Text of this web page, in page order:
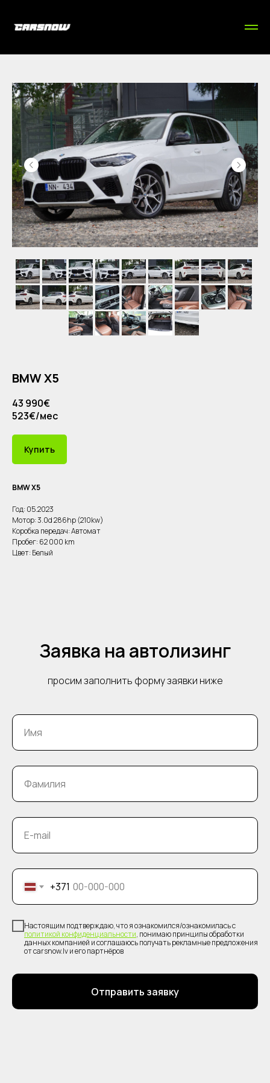
BMW X5
43 990€
523€/мес
Купить
BMW X5
Год: 05.2023
Мотор: 3.0d 286hp (210kw)
Коробка передач: Автомат
Пробег: 62 000 km
Цвет: Белый
Заявка на автолизинг
просим заполнить форму заявки ниже
Имя
Фамилия
E-mail
+371
Настоящим подтверждаю, что я ознакомился/ознакомилась с
политикой конфиденциальности, понимаю принципы обработки
данных компанией и соглашаюсь получать рекламные предложения
от carsnow.lv и его партнёров
Отправить заявку